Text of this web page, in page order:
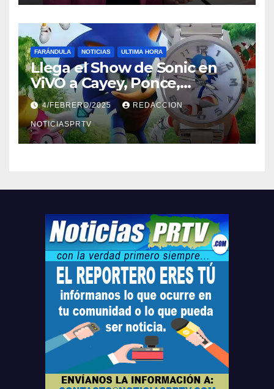
FARÁNDULA NOTICIAS ULTIMA HORA
Llega el Show de Sonic en
ViVO a Cayey, Ponce,
Barceloneta y Humacao,
Relojes gratis para el que
compre ahora….
4/FEBRERO/2025 REDACCION
NOTICIASPRTV